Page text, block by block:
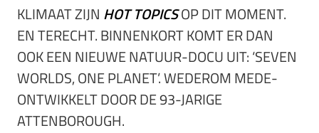
KLIMAAT ZIJN HOT TOPICSOP DIT MOMENT.
EN TERECHT. BINNENKORT KOMT ER DAN
OOK EEN NIEUWE NATUUR-DOCU UIT: ‘SEVEN
WORLDS, ONE PLANET’. WEDEROM MEDE-
ONTWIKKELT DOOR DE 93-JARIGE
ATTENBOROUGH.